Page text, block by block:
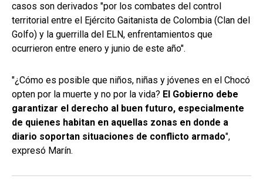
casos son derivados "por los combates del control
territorial entre el Ejército Gaitanista de Colombia (Clan del
Golfo) y la guerrilla del ELN, enfrentamientos que
ocurrieron entre enero y junio de este año".
"¿Cómo es posible que niños, niñas y jóvenes en el Chocó
opten por la muerte y no por la vida? El Gobierno debe
garantizar el derecho al buen futuro, especialmente
de quienes habitan en aquellas zonas en donde a
diario soportan situaciones de conflicto armado",
expresó Marín.